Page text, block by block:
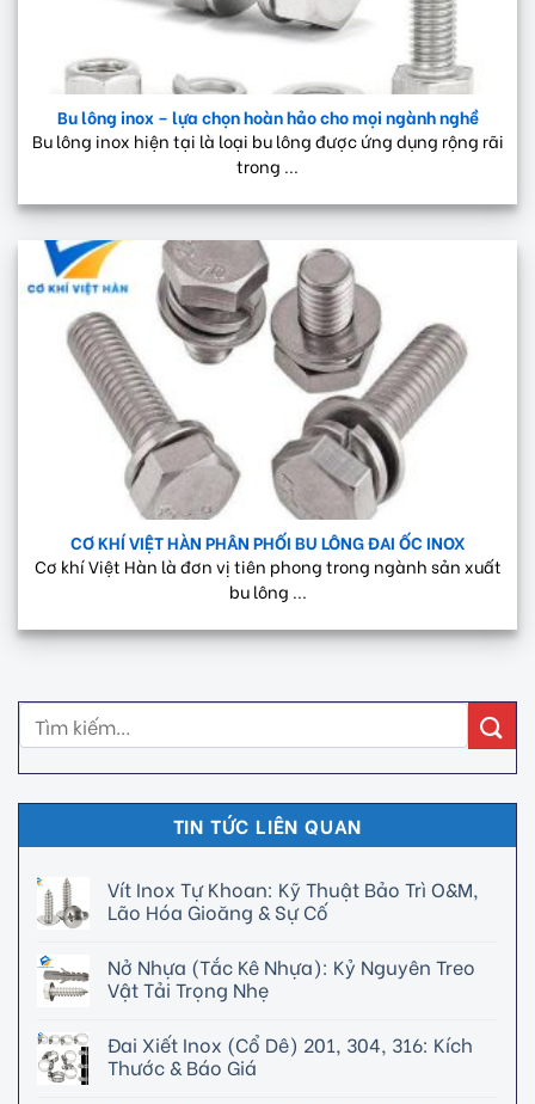
Bu lông inox – lựa chọn hoàn hảo cho mọi ngành nghề
Bu lông inox hiện tại là loại bu lông được ứng dụng rộng rãi
trong ...
CƠ KHÍ VIỆT HÀN PHÂN PHỐI BU LÔNG ĐAI ỐC INOX
Cơ khí Việt Hàn là đơn vị tiên phong trong ngành sản xuất
bu lông ...
TIN TỨC LIÊN QUAN
Vít Inox Tự Khoan: Kỹ Thuật Bảo Trì O&M,
Lão Hóa Gioăng & Sự Cố
Nở Nhựa (Tắc Kê Nhựa): Kỷ Nguyên Treo
Vật Tải Trọng Nhẹ
Đai Xiết Inox (Cổ Dê) 201, 304, 316: Kích
Thước & Báo Giá